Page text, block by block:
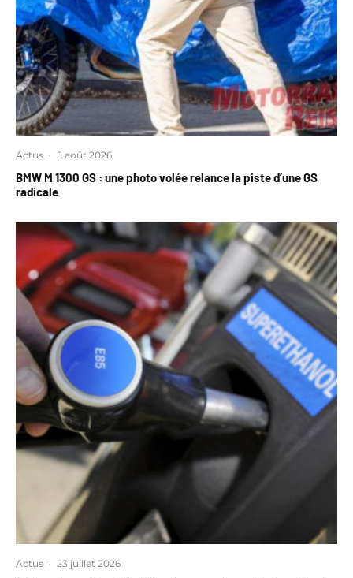
Actus · 5 août 2026
BMW M 1300 GS : une photo volée relance la piste d’une GS
radicale
Actus · 23 juillet 2026